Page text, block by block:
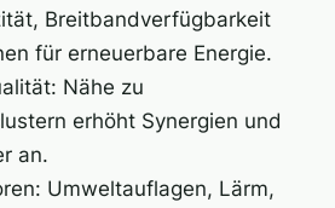
Breitbandverfügbarkeit
für erneuerbare Energie.
Nähe zu
erhöht Synergien und
an.
Umweltauflagen, Lärm,